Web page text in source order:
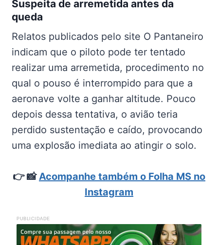
Suspeita de arremetida antes da
queda
Relatos publicados pelo site O Pantaneiro
indicam que o piloto pode ter tentado
realizar uma arremetida, procedimento no
qual o pouso é interrompido para que a
aeronave volte a ganhar altitude. Pouco
depois dessa tentativa, o avião teria
perdido sustentação e caído, provocando
uma explosão imediata ao atingir o solo.
👉 📸 Acompanhe também o Folha MS no
Instagram
PUBLICIDADE